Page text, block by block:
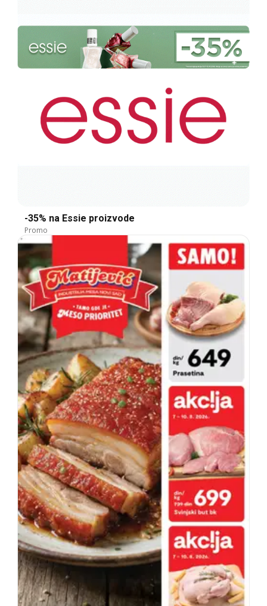
-35% na Essie proizvode
Promo